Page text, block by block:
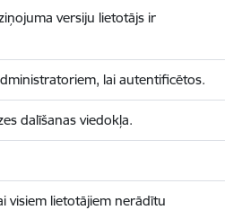
versiju lietotājs ir
lai autentificētos.
dalīšanas viedokļa.
visiem lietotājiem nerādītu